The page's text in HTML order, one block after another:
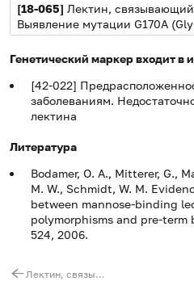
[18-065] Лектин,
Выявление мутации G170A
Генетический маркер входит в
[42-022]
заболеваниям.
лектина
Литература
Bodamer, O. A., Mitterer, G.,
M. W., Schmidt, W. M.
between mannose-binding
polymorphisms and pre-term
524, 2006.
Лектин, связывающий маннозу (MBL2). Выявление мутации C4T (регуляторная область гена)